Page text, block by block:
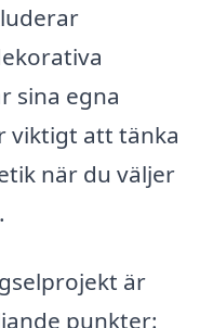
sina egna
viktigt att tänka
när du väljer
är
punkter: